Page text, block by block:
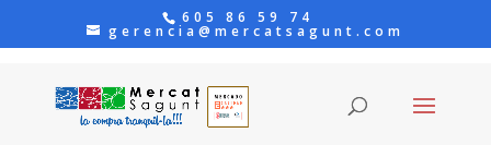
605 86 59 74
gerencia@mercatsagunt.com